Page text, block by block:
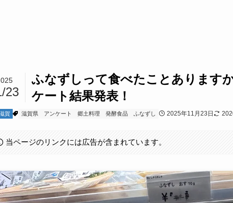
ふなずしって食べたことあります
ケート結果発表！
23
賀 滋賀県 アンケート 郷土料理 発酵食品 ふなずし 2025年11月23日
当ページのリンクには広告が含まれています。